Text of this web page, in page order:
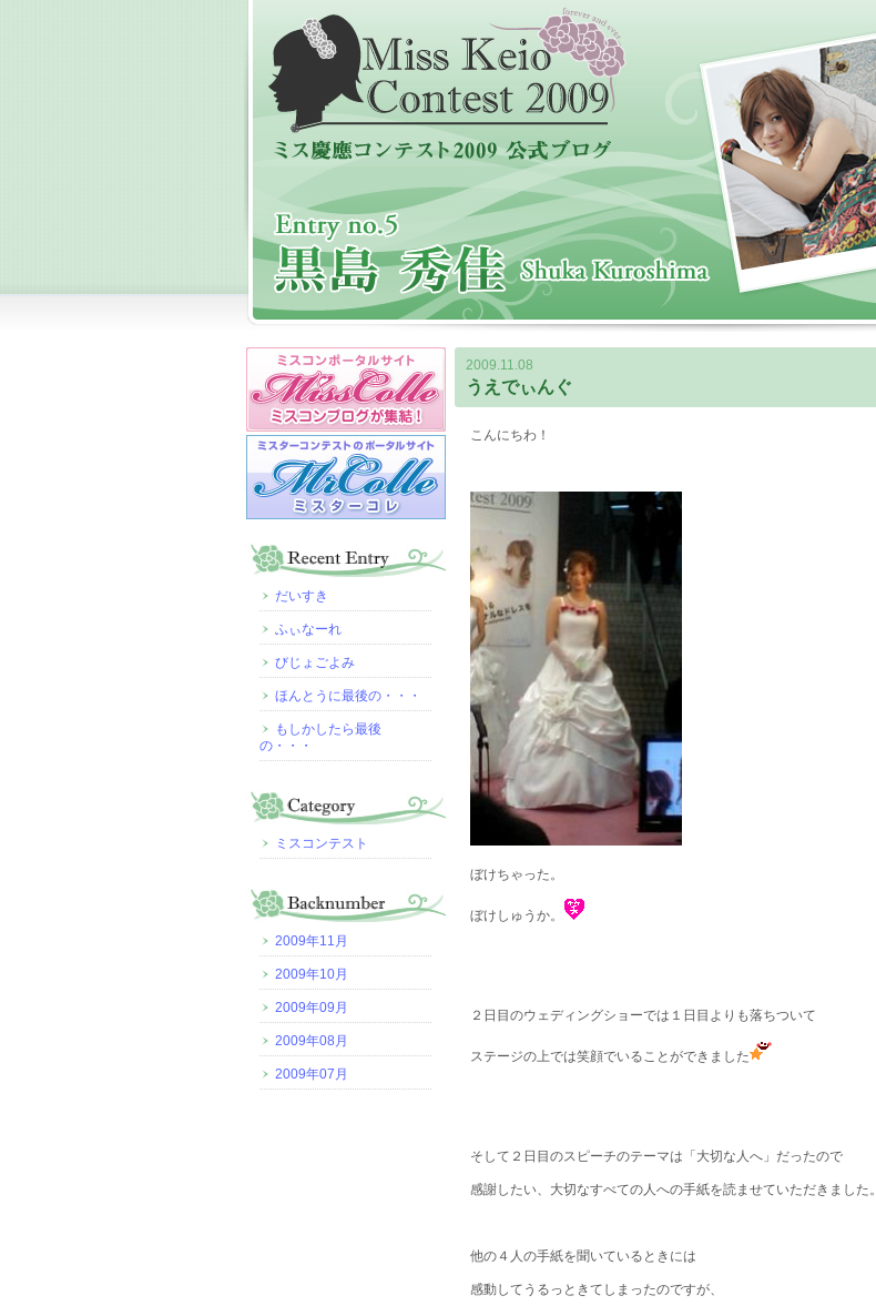
2009.11.08
うえでぃんぐ
こんにちわ！
ぼけちゃった。
ぼけしゅうか。
２日目のウェディングショーでは１日目よりも落ちついて
ステージの上では笑顔でいることができました
そして２日目のスピーチのテーマは「大切な人へ」だったので
感謝したい、大切なすべての人への手紙を読ませていただきました。
他の４人の手紙を聞いているときには
感動してうるっときてしまったのですが、
だいすき
ふぃなーれ
びじょごよみ
ほんとうに最後の・・・
もしかしたら最後
の・・・
ミスコンテスト
2009年11月
2009年10月
2009年09月
2009年08月
2009年07月